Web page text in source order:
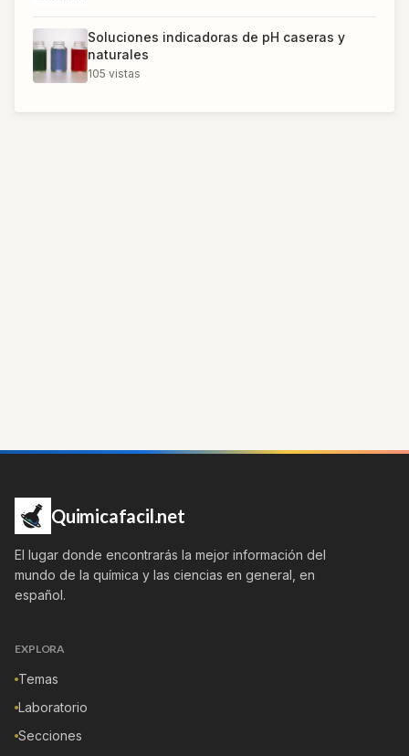
Soluciones indicadoras de pH caseras y
naturales
105 vistas
Quimicafacil.net
El lugar donde encontrarás la mejor información del
mundo de la química y las ciencias en general, en
español.
EXPLORA
Temas
Laboratorio
Secciones